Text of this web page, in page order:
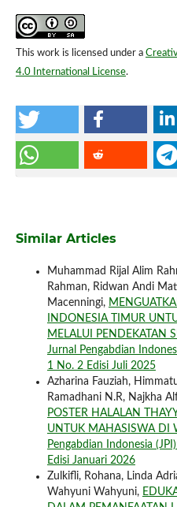
This work is licensed under a
4.0 International License.
Similar Articles
Muhammad Rijal Alim
Rahman, Ridwan Andi
Macenningi,
INDONESIA TIMUR
MELALUI PENDEKATAN
Jurnal Pengabdian
1 No. 2 Edisi Juli 2025
Azharina Fauziah,
Ramadhani N.R, Najkha
POSTER HALALAN
UNTUK MAHASISWA DI
Pengabdian Indonesia
Edisi Januari 2026
Zulkifli, Rohana, Linda
Wahyuni Wahyuni,